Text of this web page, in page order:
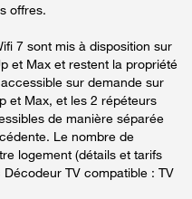
offres.
7 sont mis à disposition sur
et Max et restent la propriété
sur demande sur
et Max, et les 2 répéteurs
de manière séparée
Le nombre de
logement (détails et tarifs
TV compatible : TV